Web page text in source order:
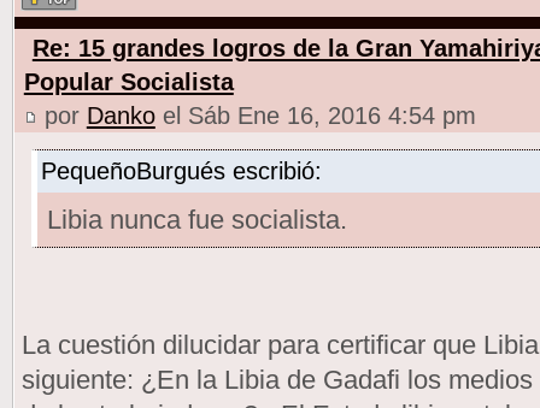
Re: 15 grandes logros de la Gran
Popular Socialista
por Dankoel Sáb Ene 16, 2016 4:54 pm
PequeñoBurgués escribió:
Libia nunca fue socialista.
La cuestión dilucidar para certificar que
siguiente: ¿En la Libia de Gadafi los